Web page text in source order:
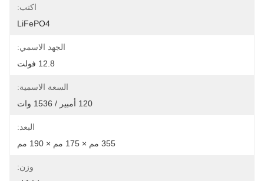
اكتب:
LiFePO4
الجهد الاسمي:
12.8 فولت
السعة الاسمية:
120 أمبير / 1536 وات
البعد:
355 مم × 175 مم × 190 مم
وزن: